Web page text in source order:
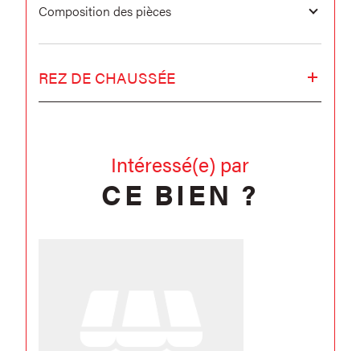
Composition des pièces
REZ DE CHAUSSÉE
Intéressé(e) par
CE BIEN ?